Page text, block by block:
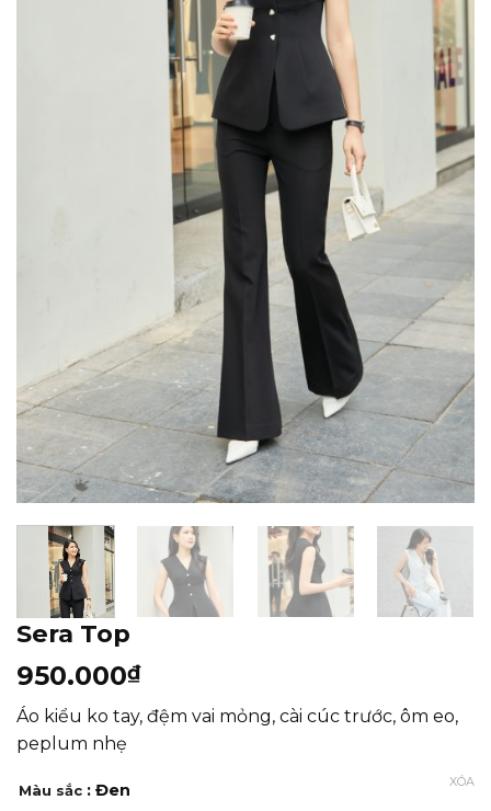
Sera Top
950.000₫
Áo kiểu ko tay, đệm vai mỏng, cài cúc trước, ôm eo,
peplum nhẹ
Màu sắc : Đen XÓA